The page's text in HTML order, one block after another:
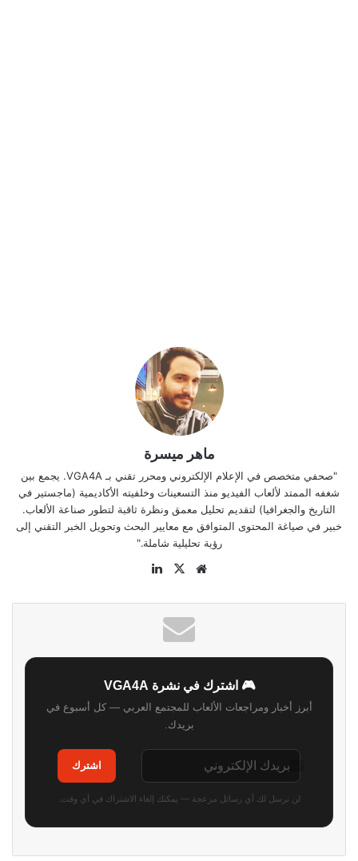
ماهر ميسرة
"صحفي متخصص في الإعلام الإلكتروني ومحرر تقني بـ VGA4A. يجمع بين
شغفه الممتد لألعاب الفيديو منذ التسعينات وخلفيته الأكاديمية (ماجستير في
التاريخ والجغرافيا) لتقديم تحليل معمق ونظرة ثاقبة لتطور صناعة الألعاب.
خبير في صياغة المحتوى المتوافق مع معايير البحث وتحويل الخبر التقني إلى
رؤية تحليلية شاملة."
موقع
‫X
🎮 اشترك في نشرة VGA4A
أبرز أخبار ومراجعات الألعاب للمجتمع العربي — كل أسبوع في
بريدك.
اشترك
لن نرسل لك أي رسائل مزعجة — يمكنك إلغاء الاشتراك في أي وقت.